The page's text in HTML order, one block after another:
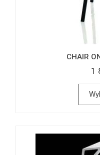
CHAIR
1